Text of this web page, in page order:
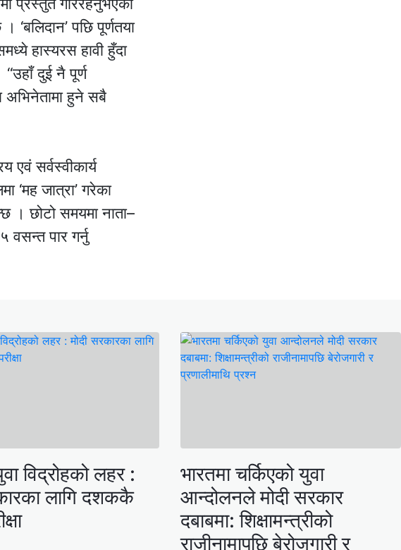
पछि पूर्णतया
हास्यरस हावी हुँदा
दुई नै पूर्ण
हुने सबै
सर्वस्वीकार्य
‘मह जात्रा’ गरेका
। छोटो समयमा नाता–
वसन्त पार गर्नु
विद्रोहको लहर :
लागि दशककै
भारतमा चर्किएको युवा
आन्दोलनले मोदी सरकार
दबाबमा: शिक्षामन्त्रीको
राजीनामापछि बेरोजगारी र